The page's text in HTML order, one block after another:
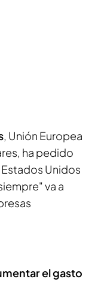
, Unión Europea
ha pedido
Unidos
va a
el gasto